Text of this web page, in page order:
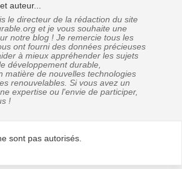
auteur...
le directeur de la rédaction du site
et je vous souhaite une
notre blog ! Je remercie tous les
ont fourni des données précieuses
à mieux appréhender les sujets
développement durable,
matière de nouvelles technologies
renouvelables. Si vous avez un
expertise ou l'envie de participer,
!
sont pas autorisés.